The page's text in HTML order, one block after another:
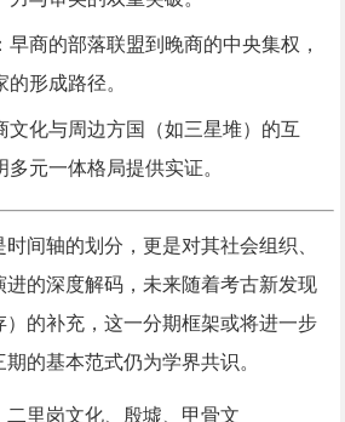
早商的部落联盟到晚商的中央集权，
形成路径。
文化与周边方国（如三星堆）的互
元一体格局提供实证。
间轴的划分，更是对其社会组织、
的深度解码，未来随着考古新发现
）的补充，这一分期框架或将进一步
的基本范式仍为学界共识。
里岗文化、殷墟、甲骨文